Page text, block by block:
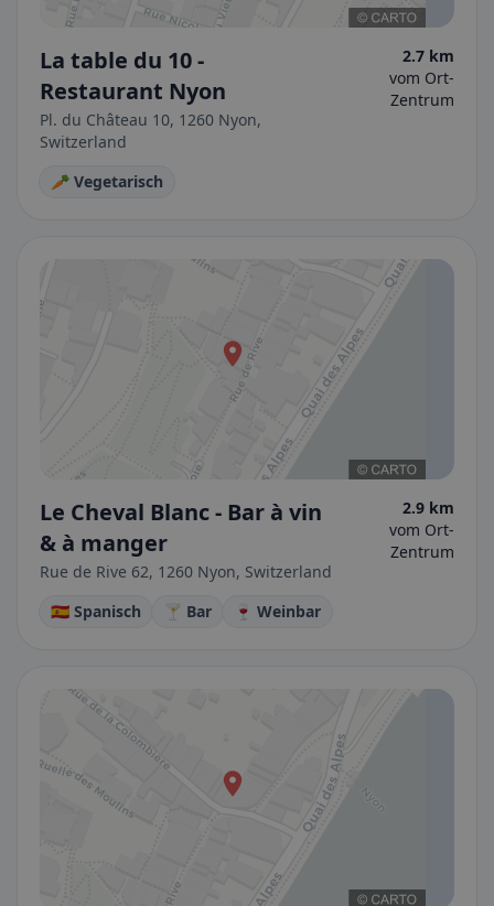
La table du 10 -
Restaurant Nyon
Pl. du Château 10, 1260 Nyon,
Switzerland
2.7 km
vom Ort-
Zentrum
🥕 Vegetarisch
Le Cheval Blanc - Bar à vin
& à manger
Rue de Rive 62, 1260 Nyon, Switzerland
2.9 km
vom Ort-
Zentrum
🇪🇸 Spanisch 🍸 Bar 🍷 Weinbar